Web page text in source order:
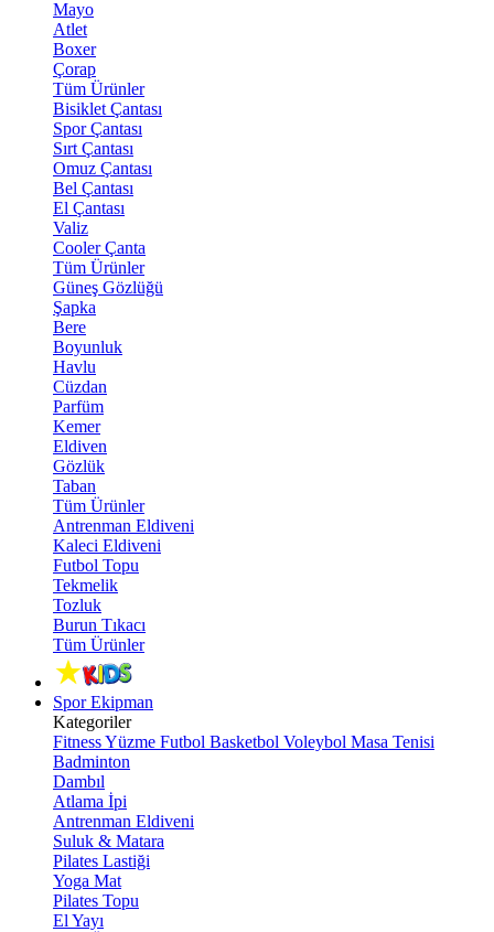
Mayo
Atlet
Boxer
Çorap
Tüm Ürünler
Bisiklet Çantası
Spor Çantası
Sırt Çantası
Omuz Çantası
Bel Çantası
El Çantası
Valiz
Cooler Çanta
Tüm Ürünler
Güneş Gözlüğü
Şapka
Bere
Boyunluk
Havlu
Cüzdan
Parfüm
Kemer
Eldiven
Gözlük
Taban
Tüm Ürünler
Antrenman Eldiveni
Kaleci Eldiveni
Futbol Topu
Tekmelik
Tozluk
Burun Tıkacı
Tüm Ürünler
Spor Ekipman
Kategoriler
FitnessYüzme Futbol Basketbol Voleybol Masa Tenisi
Badminton
Dambıl
Atlama İpi
Antrenman Eldiveni
Suluk & Matara
Pilates Lastiği
Yoga Mat
Pilates Topu
El Yayı